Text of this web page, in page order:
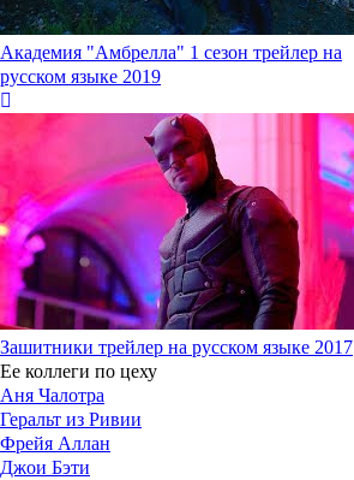
Академия "Амбрелла" 1 сезон трейлер на
русском языке 2019
Зашитники трейлер на русском языке 2017
Ее коллеги по цеху
Аня Чалотра
Геральт из Ривии
Фрейя Аллан
Джои Бэти